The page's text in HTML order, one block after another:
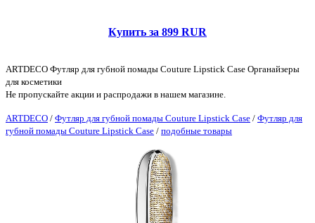
Купить за 899 RUR
ARTDECO Футляр для губной помады Couture Lipstick Case Органайзеры
для косметики
Не пропускайте акции и распродажи в нашем магазине.
ARTDECO / Футляр для губной помады Couture Lipstick Case / Футляр для
губной помады Couture Lipstick Case / подобные товары